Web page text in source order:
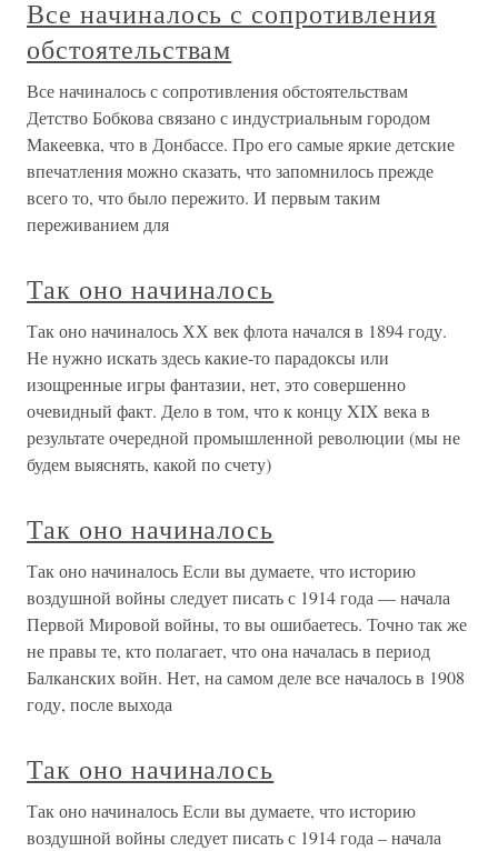
Все начиналось с сопротивления
обстоятельствам
Все начиналось с сопротивления обстоятельствам
Детство Бобкова связано с индустриальным городом
Макеевка, что в Донбассе. Про его самые яркие детские
впечатления можно сказать, что запомнилось прежде
всего то, что было пережито. И первым таким
переживанием для
Так оно начиналось
Так оно начиналось ХХ век флота начался в 1894 году.
Не нужно искать здесь какие-то парадоксы или
изощренные игры фантазии, нет, это совершенно
очевидный факт. Дело в том, что к концу XIX века в
результате очередной промышленной революции (мы не
будем выяснять, какой по счету)
Так оно начиналось
Так оно начиналось Если вы думаете, что историю
воздушной войны следует писать с 1914 года — начала
Первой Мировой войны, то вы ошибаетесь. Точно так же
не правы те, кто полагает, что она началась в период
Балканских войн. Нет, на самом деле все началось в 1908
году, после выхода
Так оно начиналось
Так оно начиналось Если вы думаете, что историю
воздушной войны следует писать с 1914 года – начала